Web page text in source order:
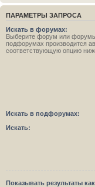
ПАРАМЕТРЫ ЗАПРОСА
Искать в форумах:
Выберите форум или
подфорумах производится
соответствующую опцию
Искать в подфорумах:
Искать:
Показывать результаты